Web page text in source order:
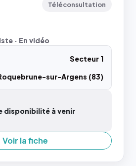
Téléconsultation
· En vidéo
Secteur 1
sur-Argens (83)
disponibilité à venir
Voir la fiche